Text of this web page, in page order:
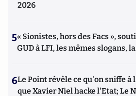
2026
5« Sionistes, hors des Facs »,
GUD à LFI, les mêmes slogans,
6Le Point révèle ce qu'on sniffe à
que Xavier Niel hacke l'Etat; Le